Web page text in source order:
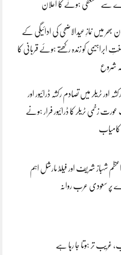
سے مستعفی ہونے کا اعلان
بھر میں نمازِ عیدالاضحی کی ادائیگی کے
ابراہیمی کو زندہ رکھتے ہوئے قربانی کا
شروع
اور ٹریلر میں تصادم رکشہ ڈرائیور اور
زخمی ٹریلر کا ڈرائیور فرار ہونے
اعظم شہباز شریف اور فیلڈ مارشل اہم
پر سعودی عرب روانہ
غریب تر ہوتا جا رہا ہے